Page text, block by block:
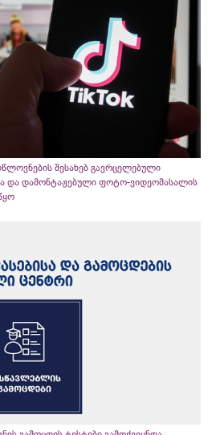
შესახებ გავრცელებული
და დამონტაჟებული ფოტო-ვიდეომასალის